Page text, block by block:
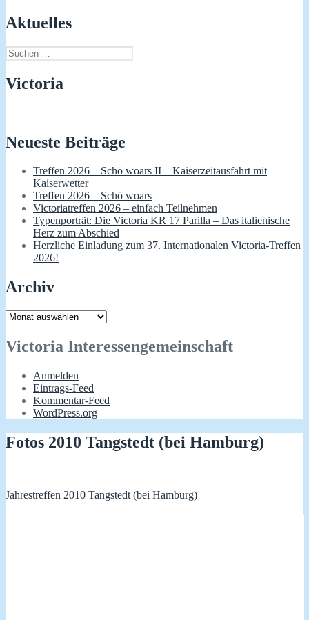
Aktuelles
Suchen
nach:
Victoria
Neueste Beiträge
Treffen 2026 – Schö woars II – Kaiserzeitausfahrt mit
Kaiserwetter
Treffen 2026 – Schö woars
Victoriatreffen 2026 – einfach Teilnehmen
Typenporträt: Die Victoria KR 17 Parilla – Das italienische
Herz zum Abschied
Herzliche Einladung zum 37. Internationalen Victoria-Treffen
2026!
Archiv
Archiv
Victoria Interessengemeinschaft
Anmelden
Eintrags-Feed
Kommentar-Feed
WordPress.org
Fotos 2010 Tangstedt (bei Hamburg)
Jahrestreffen 2010 Tangstedt (bei Hamburg)